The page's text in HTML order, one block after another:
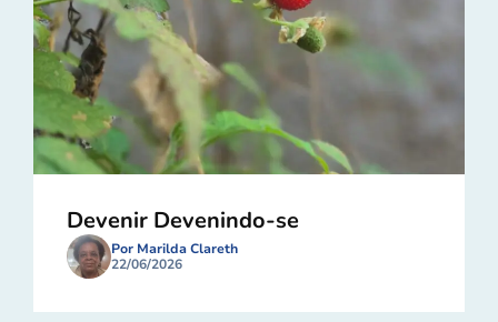
Devenir Devenindo-se
Por Marilda Clareth
22/06/2026